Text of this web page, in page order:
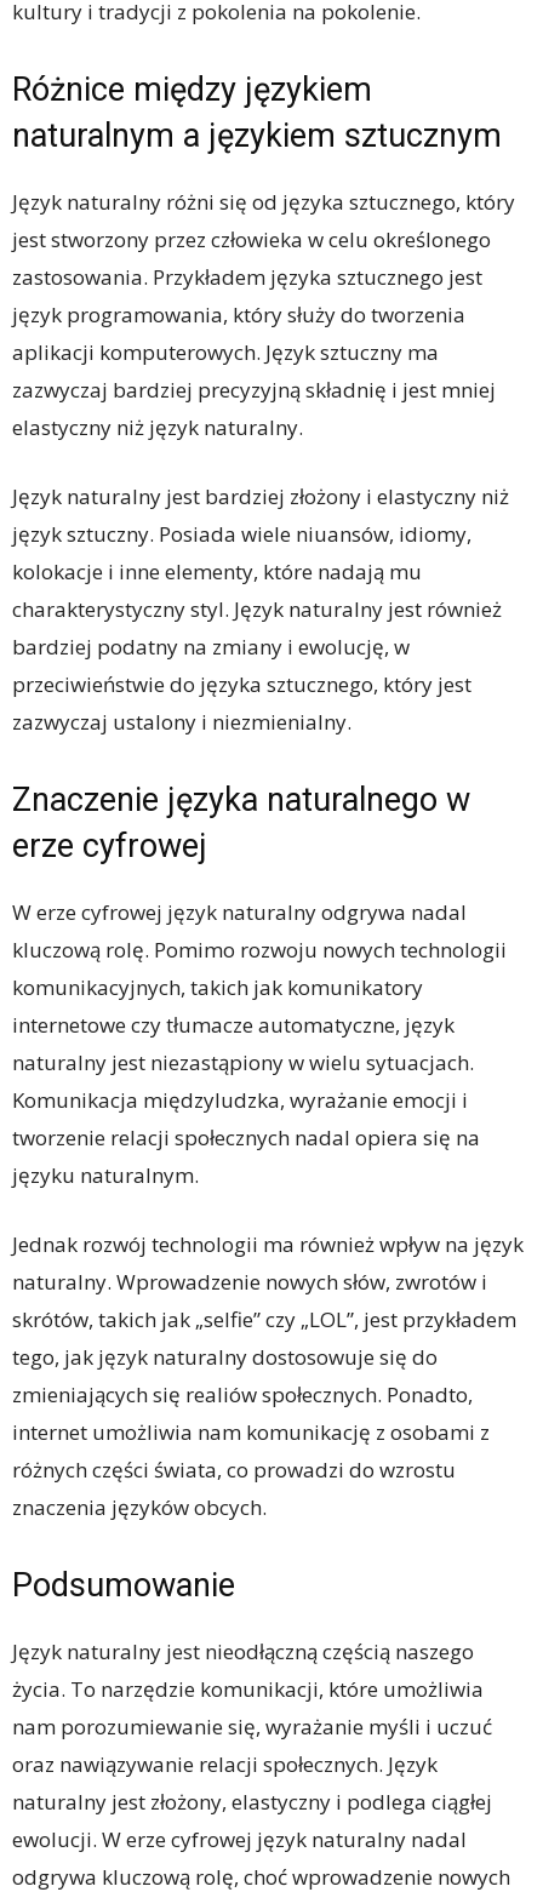
kultury i tradycji z pokolenia na pokolenie.
Różnice między językiem
naturalnym a językiem sztucznym
Język naturalny różni się od języka sztucznego, który
jest stworzony przez człowieka w celu określonego
zastosowania. Przykładem języka sztucznego jest
język programowania, który służy do tworzenia
aplikacji komputerowych. Język sztuczny ma
zazwyczaj bardziej precyzyjną składnię i jest mniej
elastyczny niż język naturalny.
Język naturalny jest bardziej złożony i elastyczny niż
język sztuczny. Posiada wiele niuansów, idiomy,
kolokacje i inne elementy, które nadają mu
charakterystyczny styl. Język naturalny jest również
bardziej podatny na zmiany i ewolucję, w
przeciwieństwie do języka sztucznego, który jest
zazwyczaj ustalony i niezmienialny.
Znaczenie języka naturalnego w
erze cyfrowej
W erze cyfrowej język naturalny odgrywa nadal
kluczową rolę. Pomimo rozwoju nowych technologii
komunikacyjnych, takich jak komunikatory
internetowe czy tłumacze automatyczne, język
naturalny jest niezastąpiony w wielu sytuacjach.
Komunikacja międzyludzka, wyrażanie emocji i
tworzenie relacji społecznych nadal opiera się na
języku naturalnym.
Jednak rozwój technologii ma również wpływ na język
naturalny. Wprowadzenie nowych słów, zwrotów i
skrótów, takich jak „selfie” czy „LOL”, jest przykładem
tego, jak język naturalny dostosowuje się do
zmieniających się realiów społecznych. Ponadto,
internet umożliwia nam komunikację z osobami z
różnych części świata, co prowadzi do wzrostu
znaczenia języków obcych.
Podsumowanie
Język naturalny jest nieodłączną częścią naszego
życia. To narzędzie komunikacji, które umożliwia
nam porozumiewanie się, wyrażanie myśli i uczuć
oraz nawiązywanie relacji społecznych. Język
naturalny jest złożony, elastyczny i podlega ciągłej
ewolucji. W erze cyfrowej język naturalny nadal
odgrywa kluczową rolę, choć wprowadzenie nowych